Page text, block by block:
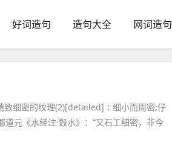
好词造句 造句大全 网词造句
细密的纹理(2)[detailed]∶细小而周密;仔
元《水经注·穀水》：“又石工细密，非今